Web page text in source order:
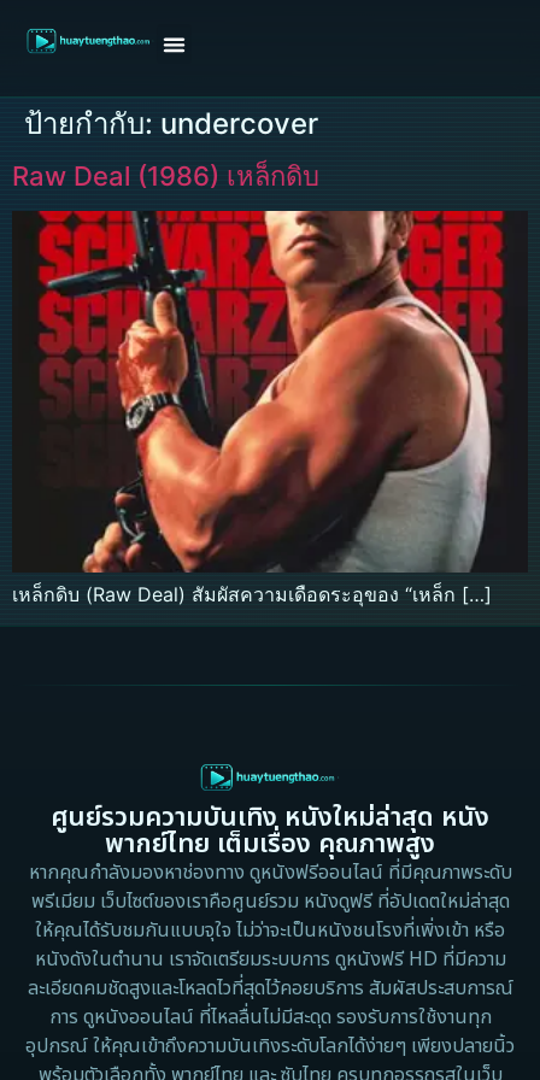
ป้ายกำกับ: undercover
Raw Deal (1986) เหล็กดิบ
เหล็กดิบ (Raw Deal) สัมผัสความเดือดระอุของ “เหล็ก […]
ศูนย์รวมความบันเทิง หนังใหม่ล่าสุด หนัง
พากย์ไทย เต็มเรื่อง คุณภาพสูง
หากคุณกำลังมองหาช่องทาง ดูหนังฟรีออนไลน์ ที่มีคุณภาพระดับ
พรีเมียม เว็บไซต์ของเราคือศูนย์รวม หนังดูฟรี ที่อัปเดตใหม่ล่าสุด
ให้คุณได้รับชมกันแบบจุใจ ไม่ว่าจะเป็นหนังชนโรงที่เพิ่งเข้า หรือ
หนังดังในตำนาน เราจัดเตรียมระบบการ ดูหนังฟรี HD ที่มีความ
ละเอียดคมชัดสูงและโหลดไวที่สุดไว้คอยบริการ สัมผัสประสบการณ์
การ ดูหนังออนไลน์ ที่ไหลลื่นไม่มีสะดุด รองรับการใช้งานทุก
อุปกรณ์ ให้คุณเข้าถึงความบันเทิงระดับโลกได้ง่ายๆ เพียงปลายนิ้ว